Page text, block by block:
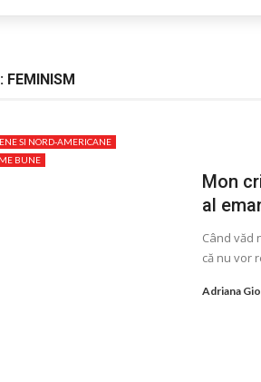
FEMINISM
SI NORD-AMERICANE
BUNE
Mon
al
Când văd
că nu vor
Adriana